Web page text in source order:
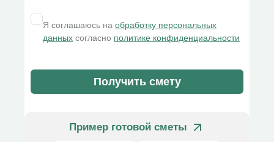
Я соглашаюсь наобработку персональных
данных согласно политике конфиденциальности
Получить смету
Пример готовой сметы